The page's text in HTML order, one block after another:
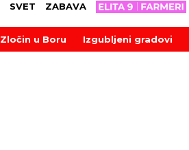
SVET ZABAVA
Zločin u Boru Izgubljeni gradovi